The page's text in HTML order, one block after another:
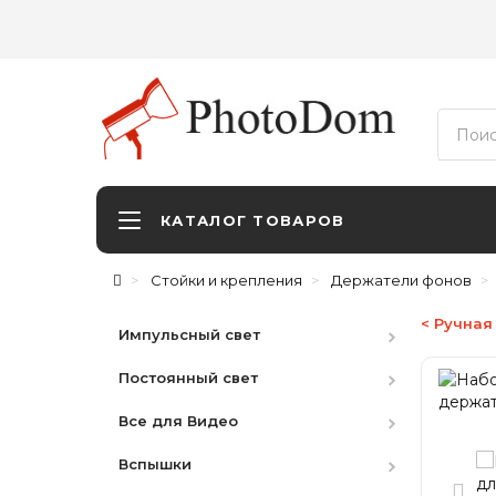
КАТАЛОГ ТОВАРОВ
Стойки и крепления Держатели фонов
Импульсный свет
Студийные вспышки
Наборы
Аксессуары
Постоянный свет
HMI
LED студийный
Все для Видео
Видоискатели
Вспышки
<